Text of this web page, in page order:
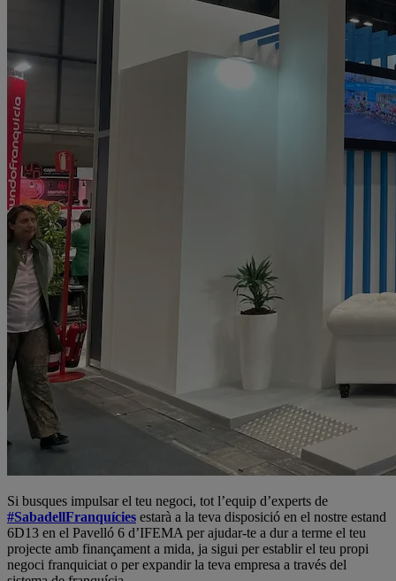
Si busques impulsar el teu negoci, tot l’equip d’experts de
#SabadellFranquícies estarà a la teva disposició en el nostre estand
6D13 en el Pavelló 6 d’IFEMA per ajudar-te a dur a terme el teu
projecte amb finançament a mida, ja sigui per establir el teu propi
negoci franquiciat o per expandir la teva empresa a través del